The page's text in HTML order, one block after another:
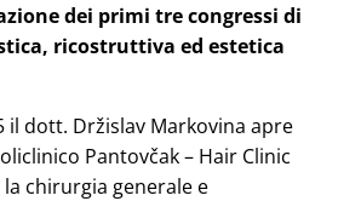
dei primi tre congressi di
ricostruttiva ed estetica
il dott. Držislav Markovina apre
Pantovčak – Hair Clinic
chirurgia generale e